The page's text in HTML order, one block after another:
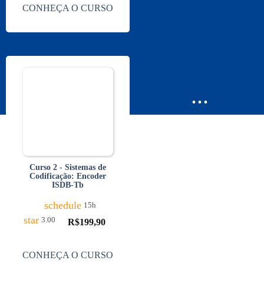
CONHEÇA O CURSO
Curso 2 - Sistemas de
Codificação: Encoder
ISDB-Tb
schedule 15h
star 3.00 R$199,90
CONHEÇA O CURSO
...